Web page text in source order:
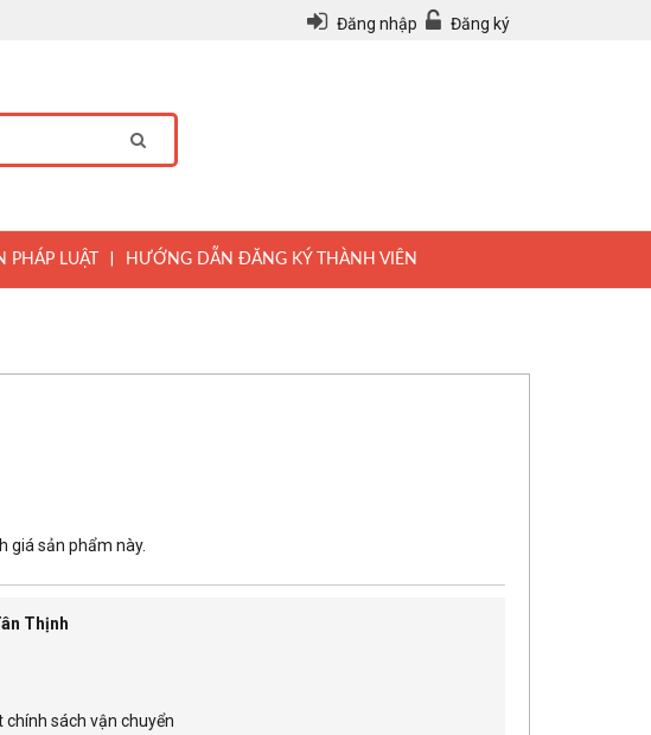
Đăng nhập Đăng ký
PHÁP LUẬT HƯỚNG DẪN ĐĂNG KÝ THÀNH VIÊN
giá sản phẩm này.
Thịnh
chính sách vận chuyển